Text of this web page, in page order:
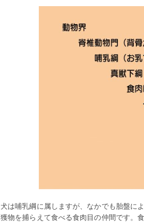
犬は哺乳綱に属しますが、なかでも胎盤に
獲物を捕らえて食べる食肉目の仲間です。